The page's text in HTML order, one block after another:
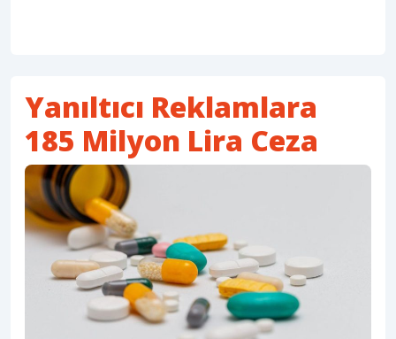
Yanıltıcı Reklamlara
185 Milyon Lira Ceza